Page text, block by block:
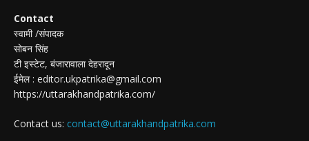
Contact
स्वामी /संपादक
सोबन सिंह
टी इस्टेट, बंजारावाला देहरादून
ईमेल : editor.ukpatrika@gmail.com
https://uttarakhandpatrika.com/
Contact us: contact@uttarakhandpatrika.com